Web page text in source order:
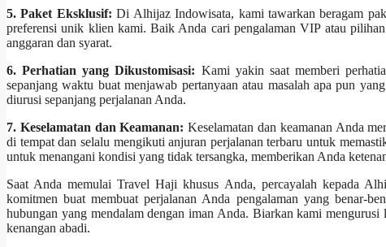
5. Paket Eksklusif: Di Alhijaz Indowisata, kami tawarkan beragam
preferensi unik klien kami. Baik Anda cari pengalaman VIP atau
anggaran dan syarat.
6. Perhatian yang Dikustomisasi: Kami yakin saat memberi
sepanjang waktu buat menjawab pertanyaan atau masalah apa pun
diurusi sepanjang perjalanan Anda.
7. Keselamatan dan Keamanan: Keselamatan dan keamanan Anda
di tempat dan selalu mengikuti anjuran perjalanan terbaru untuk
untuk menangani kondisi yang tidak tersangka, memberikan Anda
Saat Anda memulai Travel Haji khusus Anda, percayalah kepada
komitmen buat membuat perjalanan Anda pengalaman yang benar-
hubungan yang mendalam dengan iman Anda. Biarkan kami
kenangan abadi.